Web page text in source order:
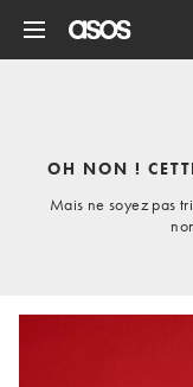
OH NON !
Mais ne soyez pas